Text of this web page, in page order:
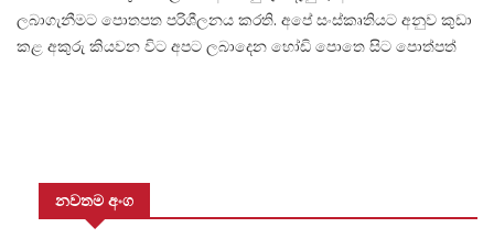
ලබාගැනීමට පොතපත පරිශීලනය කරති. අපේ සංස්කෘතියට අනුව කුඩා
කළ අකුරු කියවන විට අපට ලබාදෙන හෝඩි පොතෙ සිට පොත්පත්
නවතම අංග